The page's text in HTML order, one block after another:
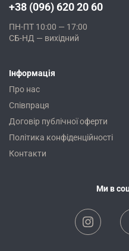
+38 (096) 620 20 60
ПН-ПТ 10:00 — 17:00
СБ-НД — вихідний
Інформація
Про нас
Співпраця
Договір публічної оферти
Політика конфіденційності
Контакти
Ми в